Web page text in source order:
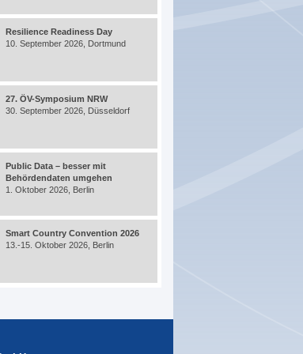
Resilience Readiness Day
10. September 2026, Dortmund
27. ÖV-Symposium NRW
30. September 2026, Düsseldorf
Public Data – besser mit
Behördendaten umgehen
1. Oktober 2026, Berlin
Smart Country Convention 2026
13.-15. Oktober 2026, Berlin